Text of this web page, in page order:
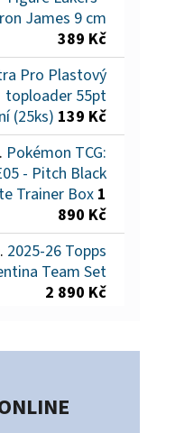
James 9 cm
389 Kč
Pro Plastový
toploader 55pt
(25ks) 139 Kč
Pokémon TCG:
- Pitch Black
Trainer Box1
890 Kč
2025-26 Topps
Team Set
2 890 Kč